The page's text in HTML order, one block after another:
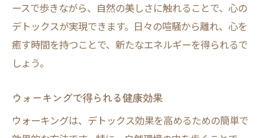
ースで歩きながら、自然の美しさに触れることで、心の
デトックスが実現できます。日々の喧騒から離れ、心を
癒す時間を持つことで、新たなエネルギーを得られるで
しょう。
ウォーキングで得られる健康効果
ウォーキングは、デトックス効果を高めるための簡単で